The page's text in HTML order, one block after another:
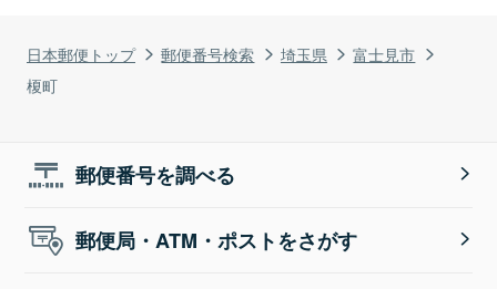
日本郵便トップ 郵便番号検索 埼玉県
富士見市
榎町
郵便番号を調べる
郵便局・ATM・ポストをさがす